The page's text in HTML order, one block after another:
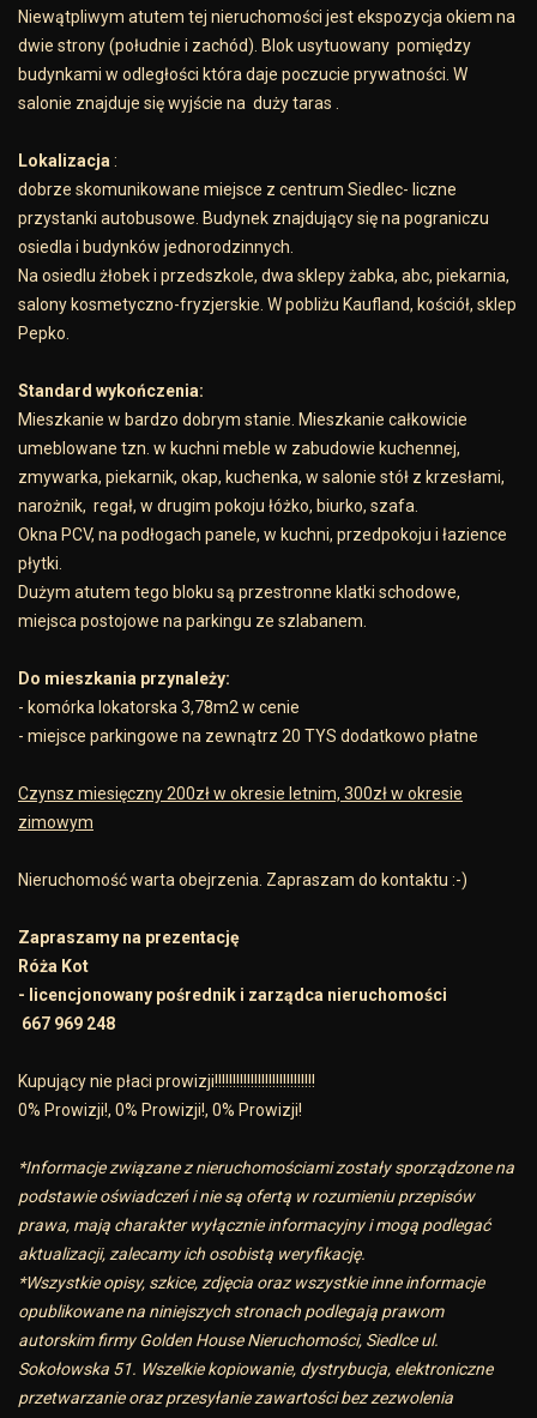
Niewątpliwym atutem tej nieruchomości jest ekspozycja okiem na
dwie strony (południe i zachód). Blok usytuowany pomiędzy
budynkami w odległości która daje poczucie prywatności. W
salonie znajduje się wyjście na duży taras .
Lokalizacja :
dobrze skomunikowane miejsce z centrum Siedlec- liczne
przystanki autobusowe. Budynek znajdujący się na pograniczu
osiedla i budynków jednorodzinnych.
Na osiedlu żłobek i przedszkole, dwa sklepy żabka, abc, piekarnia,
salony kosmetyczno-fryzjerskie. W pobliżu Kaufland, kościół, sklep
Pepko.
Standard wykończenia:
Mieszkanie w bardzo dobrym stanie. Mieszkanie całkowicie
umeblowane tzn. w kuchni meble w zabudowie kuchennej,
zmywarka, piekarnik, okap, kuchenka, w salonie stół z krzesłami,
narożnik, regał, w drugim pokoju łóżko, biurko, szafa.
Okna PCV, na podłogach panele, w kuchni, przedpokoju i łazience
płytki.
Dużym atutem tego bloku są przestronne klatki schodowe,
miejsca postojowe na parkingu ze szlabanem.
Do mieszkania przynależy:
- komórka lokatorska 3,78m2 w cenie
- miejsce parkingowe na zewnątrz 20 TYS dodatkowo płatne
Czynsz miesięczny 200zł w okresie letnim, 300zł w okresie
zimowym
Nieruchomość warta obejrzenia. Zapraszam do kontaktu :-)
Zapraszamy na prezentację
Róża Kot
- licencjonowany pośrednik i zarządca nieruchomości
667 969 248
Kupujący nie płaci prowizji!!!!!!!!!!!!!!!!!!!!!!!!!!!!
0% Prowizji!, 0% Prowizji!, 0% Prowizji!
*Informacje związane z nieruchomościami zostały sporządzone na
podstawie oświadczeń i nie są ofertą w rozumieniu przepisów
prawa, mają charakter wyłącznie informacyjny i mogą podlegać
aktualizacji, zalecamy ich osobistą weryfikację.
*Wszystkie opisy, szkice, zdjęcia oraz wszystkie inne informacje
opublikowane na niniejszych stronach podlegają prawom
autorskim firmy Golden House Nieruchomości, Siedlce ul.
Sokołowska 51. Wszelkie kopiowanie, dystrybucja, elektroniczne
przetwarzanie oraz przesyłanie zawartości bez zezwolenia